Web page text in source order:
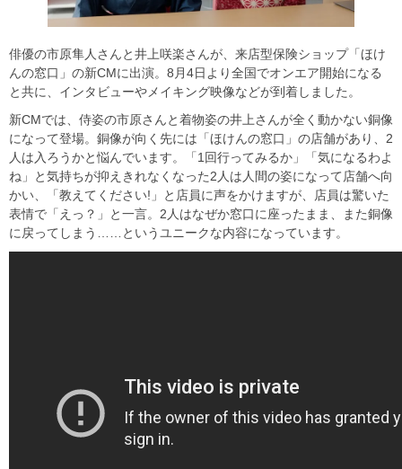
俳優の市原隼人さんと井上咲楽さんが、来店型保険ショップ「ほけ
んの窓口」の新CMに出演。8月4日より全国でオンエア開始になる
と共に、インタビューやメイキング映像などが到着しました。
新CMでは、侍姿の市原さんと着物姿の井上さんが全く動かない銅像
になって登場。銅像が向く先には「ほけんの窓口」の店舗があり、2
人は入ろうかと悩んでいます。「1回行ってみるか」「気になるわよ
ね」と気持ちが抑えきれなくなった2人は人間の姿になって店舗へ向
かい、「教えてください!」と店員に声をかけますが、店員は驚いた
表情で「えっ？」と一言。2人はなぜか窓口に座ったまま、また銅像
に戻ってしまう……というユニークな内容になっています。